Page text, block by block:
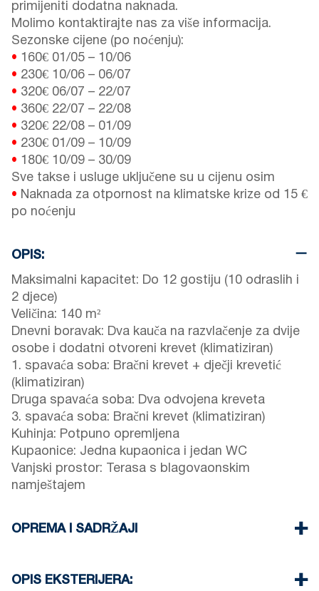
primijeniti dodatna naknada.
Molimo kontaktirajte nas za više informacija.
Sezonske cijene (po noćenju):
• 160€ 01/05 – 10/06
• 230€ 10/06 – 06/07
• 320€ 06/07 – 22/07
• 360€ 22/07 – 22/08
• 320€ 22/08 – 01/09
• 230€ 01/09 – 10/09
• 180€ 10/09 – 30/09
Sve takse i usluge uključene su u cijenu osim
• Naknada za otpornost na klimatske krize od 15 €
po noćenju
OPIS:
Maksimalni kapacitet: Do 12 gostiju (10 odraslih i
2 djece)
Veličina: 140 m²
Dnevni boravak: Dva kauča na razvlačenje za dvije
osobe i dodatni otvoreni krevet (klimatiziran)
1. spavaća soba: Bračni krevet + dječji krevetić
(klimatiziran)
Druga spavaća soba: Dva odvojena kreveta
3. spavaća soba: Bračni krevet (klimatiziran)
Kuhinja: Potpuno opremljena
Kupaonice: Jedna kupaonica i jedan WC
Vanjski prostor: Terasa s blagovaonskim
namještajem
OPREMA I SADRŽAJI
Tri klima uređaja
OPIS EKSTERIJERA: